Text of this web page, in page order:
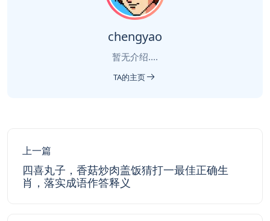
chengyao
暂无介绍....
TA的主页
上一篇
四喜丸子，香菇炒肉盖饭猜打一最佳正确生
肖，落实成语作答释义